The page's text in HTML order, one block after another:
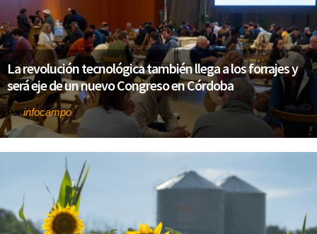
La revolución tecnológica también llega a los forrajes y
será eje de un nuevo Congreso en Córdoba
Porinfocampo